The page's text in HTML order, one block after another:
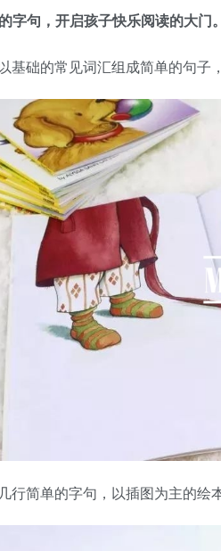
字句，开启孩子快乐阅读的大门
基础的常见词汇组成简单的句
行简单的字句，以插图为主的